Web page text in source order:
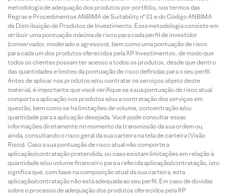
metodologia de adequação dos produtos por portfólio, nos termos das
Regras e Procedimentos ANBIMA de Suitability nº 01 e do Código ANBIMA
de Distribuição de Produtos de Investimento. Essa metodologia consiste em
atribuir uma pontuação máxima de risco para cada perfil de investidor
(conservador, moderado e agressivo), bem como uma pontuação de risco
para cada um dos produtos oferecidos pela XP Investimentos, de modo que
todos os clientes possam ter acesso a todos os produtos, desde que dentro
das quantidades e limites da pontuação de risco definidas para o seu perfil.
Antes de aplicar nos produtos e/ou contratar os serviços objeto deste
material, é importante que você verifique se a sua pontuação de risco atual
comporta a aplicação nos produtos e/ou a contratação dos serviços em
questão, bem como se há limitações de volume, concentração e/ou
quantidade para a aplicação desejada. Você pode consultar essas
informações diretamente no momento da transmissão da sua ordem ou,
ainda, consultando o risco geral da sua carteira na tela de carteira (Visão
Risco). Caso a sua pontuação de risco atual não comporte a
aplicação/contratação pretendida, ou caso existam limitações em relação à
quantidade e/ou volume financeiro para a referida aplicação/contratação, isto
significa que, com base na composição atual da sua carteira, esta
aplicação/contratação não está adequada ao seu perfil. Em caso de dúvidas
sobre o processo de adequação dos produtos oferecidos pela XP